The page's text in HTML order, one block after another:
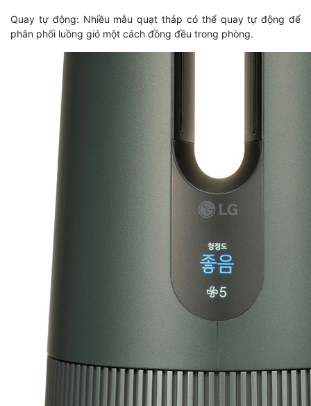
Quay tự động: Nhiều mẫu quạt tháp có thể quay tự động để
phân phối luồng gió một cách đồng đều trong phòng.